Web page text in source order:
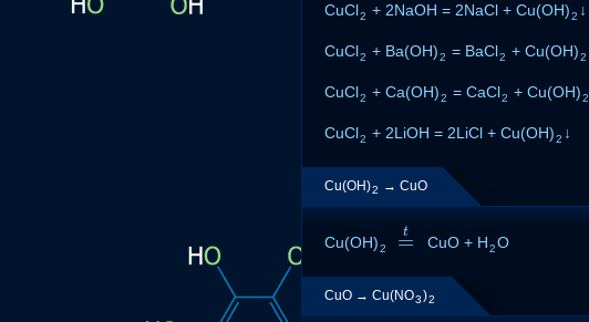
CuCl2 + 2NaOH = 2NaCl + Cu(OH)2 ↓
CuCl2 + Ba(OH)2 = BaCl2 + Cu(OH)2
CuCl2 + Ca(OH)2 = CaCl2 + Cu(OH)2
CuCl2 + 2LiOH = 2LiCl + Cu(OH)2 ↓
Cu(OH)2 → CuO
Cu(OH)2 =
t
=t CuO + H 2 O
CuO → Cu(NO3)2